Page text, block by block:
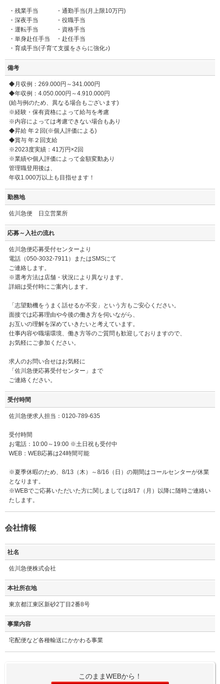
・残業手当 ・通勤手当(月上限10万円)
・深夜手当 ・役職手当
・運転手当 ・資格手当
・単身赴任手当 ・赴任手当
・育成手当(子育て支援をさらに強化♪)
備考
◆月収例：269.000円～341.000円
◆年収例：4.050.000円～4.910.000円
(給与例のため、異なる場合もございます)
※経験・保有資格によって給与を考慮
※内容によっては考慮できない場合もあり
◆昇給 年２回(※個人評価による)
◆賞与 年２回支給
※2023度実績：41万円×2回
※業績や個人評価によって金額変動あり
管理職登用後は、
年収1.000万以上も目指せます！
勤務地
佐川急便 日立営業所
応募～入社の流れ
佐川急便応募受付センターより
電話（050-3032-7911）またはSMSにて
ご連絡します。
※選考方法は店舗・状況により異なります。
詳細は受付時にご案内します。
「志望動機をうまく話せるか不安」という方もご安心ください。
面接では応募理由や今後の働き方を伺いながら、
お互いの理解を深めていきたいと考えています。
仕事内容や職場環境、働き方等のご質問も歓迎しておりますので、
お気軽にご参加ください。
求人のお問い合せはお気軽に
「佐川急便応募受付センター」まで
ご連絡ください。
受付時間
佐川急便求人担当：0120-789-635
受付時間
お電話：10:00～19:00 ※土日祝も受付中
WEB：WEB応募は24時間可能
※夏季休暇のため、8/13（木）～8/16（日）の期間はコールセンターが休業
となります。
※WEBでご応募いただいた方に関しましては8/17（月）以降に随時ご連絡い
たします。
会社情報
社名
佐川急便株式会社
本社所在地
東京都江東区新砂2丁目2番8号
事業内容
宅配便など各種輸送にかかわる事業
このままWEBから！